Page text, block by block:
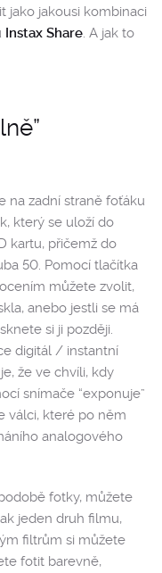
jako jakousi kombinaci
Instax Share. A jak to
na zadní straně foťáku
který se uloží do
kartu, přičemž do
50. Pomocí tlačítka
můžete zvolit,
anebo jestli se má
si ji později.
digitál / instantní
že ve chvíli, kdy
snímače “exponuje”
válci, které po něm
analogového
fotky, můžete
jeden druh filmu,
filtrům si můžete
fotit barevně,